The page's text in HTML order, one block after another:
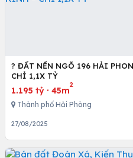
? ĐẤT NỀN NGÕ 196 HẢI
CHỈ 1,1X TỶ
1.195 tỷ · 45m
2
Thành phố Hải Phòng
27/08/2025